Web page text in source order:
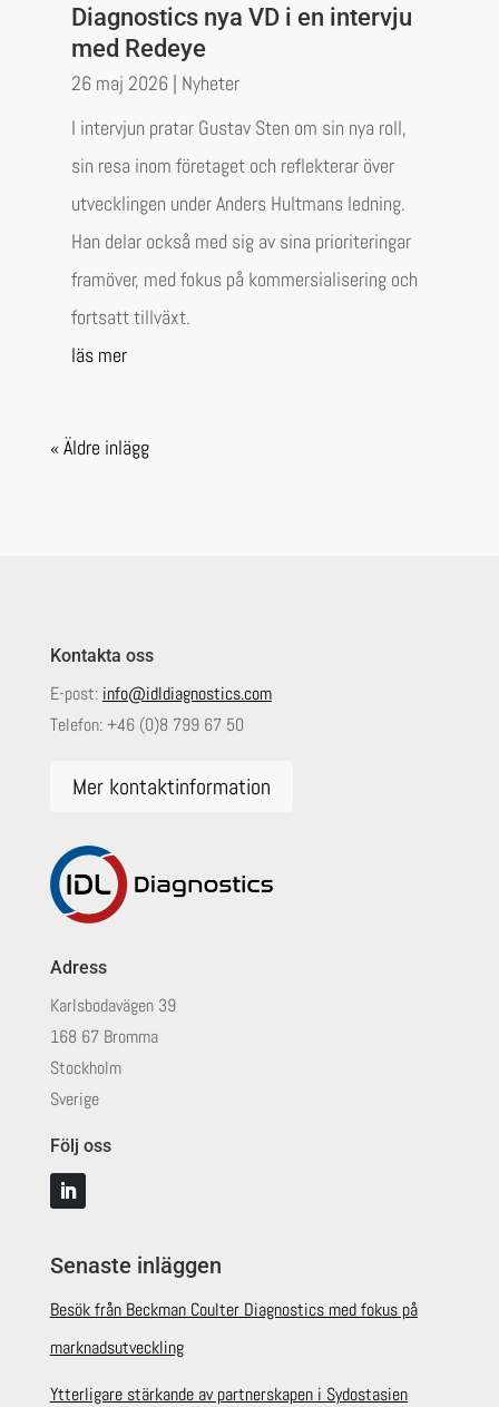
Diagnostics nya VD i en intervju
med Redeye
26 maj 2026| Nyheter
I intervjun pratar Gustav Sten om sin nya roll,
sin resa inom företaget och reflekterar över
utvecklingen under Anders Hultmans ledning.
Han delar också med sig av sina prioriteringar
framöver, med fokus på kommersialisering och
fortsatt tillväxt.
läs mer
« Äldre inlägg
Kontakta oss
E-post: info@idldiagnostics.com
Telefon:+46 (0)8 799 67 50
Mer kontaktinformation
Adress
Karlsbodavägen 39
168 67 Bromma
Stockholm
Sverige
Följ oss
Senaste inläggen
Besök från Beckman Coulter Diagnostics med fokus på
marknadsutveckling
Ytterligare stärkande av partnerskapen i Sydostasien